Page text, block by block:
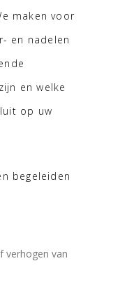
maken voor
en nadelen
en welke
op uw
begeleiden
verhogen van